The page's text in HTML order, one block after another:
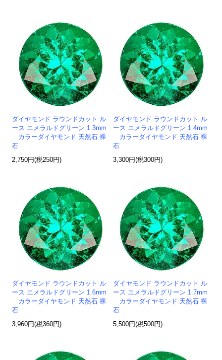
ダイヤモンド ラウンドカット ル
ース エメラルドグリーン 1.3mm
カラーダイヤモンド 天然石 裸
石
2,750円(税250円)
ダイヤモンド ラウンドカット ル
ース エメラルドグリーン 1.4mm
カラーダイヤモンド 天然石 裸
石
3,300円(税300円)
ダイヤモンド ラウンドカット ル
ース エメラルドグリーン 1.6mm
カラーダイヤモンド 天然石 裸
石
3,960円(税360円)
ダイヤモンド ラウンドカット ル
ース エメラルドグリーン 1.7mm
カラーダイヤモンド 天然石 裸
石
5,500円(税500円)